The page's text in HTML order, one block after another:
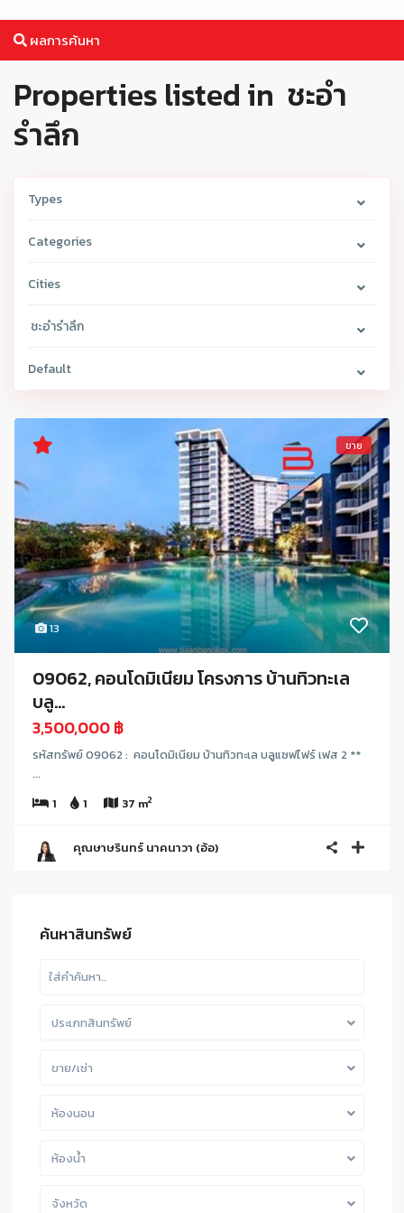
ผลการค้นหา
Properties listed in ชะอำ
รำลึก
Types
Categories
Cities
ชะอำรำลึก
Default
13
ขาย
09062, คอนโดมิเนียม โครงการ บ้านทิวทะเล
บลู...
3,500,000 ฿
รหัสทรัพย์ 09062 : คอนโดมิเนียม บ้านทิวทะเล บลูแซฟไฟร์ เฟส 2 **
...
1
1 37 m2
คุณษาษรินทร์ นาคนาวา (อ้อ)
ค้นหาสินทรัพย์
ประเภทสินทรัพย์
ขาย/เช่า
ห้องนอน
ห้องน้ำ
จังหวัด